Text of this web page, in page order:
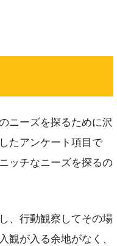
ニーズを探るために沢
たアンケート項目で
ッチなニーズを探るの
、行動観察してその場
観が入る余地がなく、